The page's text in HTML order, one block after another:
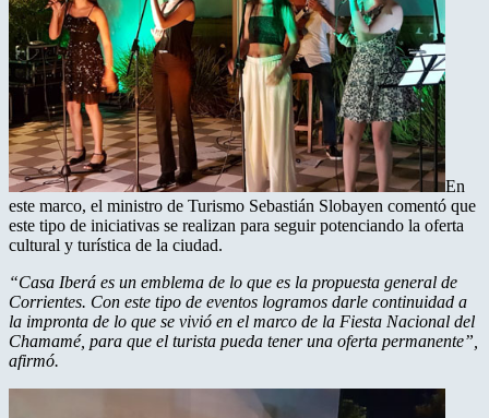
En
este marco, el ministro de Turismo Sebastián Slobayen comentó que
este tipo de iniciativas se realizan para seguir potenciando la oferta
cultural y turística de la ciudad.
“Casa Iberá es un emblema de lo que es la propuesta general de
Corrientes. Con este tipo de eventos logramos darle continuidad a
la impronta de lo que se vivió en el marco de la Fiesta Nacional del
Chamamé, para que el turista pueda tener una oferta permanente”,
afirmó.